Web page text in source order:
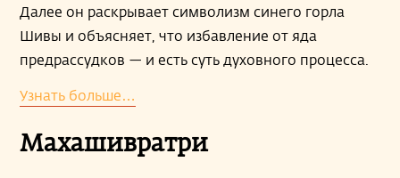
Далее он раскрывает символизм синего горла
Шивы и объясняет, что избавление от яда
предрассудков — и есть суть духовного процесса.
Узнать больше…
Махашивратри